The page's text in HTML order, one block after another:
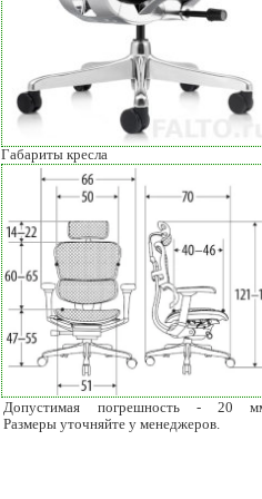
Габариты кресла
Допустимая погрешность - 20
Размеры уточняйте у менеджеров.